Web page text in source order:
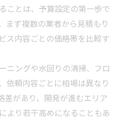
ことは、予算設定の第一歩で
まず複数の業者から見積もり
ス内容ごとの価格帯を比較す
ニングや水回りの清掃、フロ
依頼内容ごとに相場は異なり
差があり、開発が進むエリア
より若干高めになることもあ